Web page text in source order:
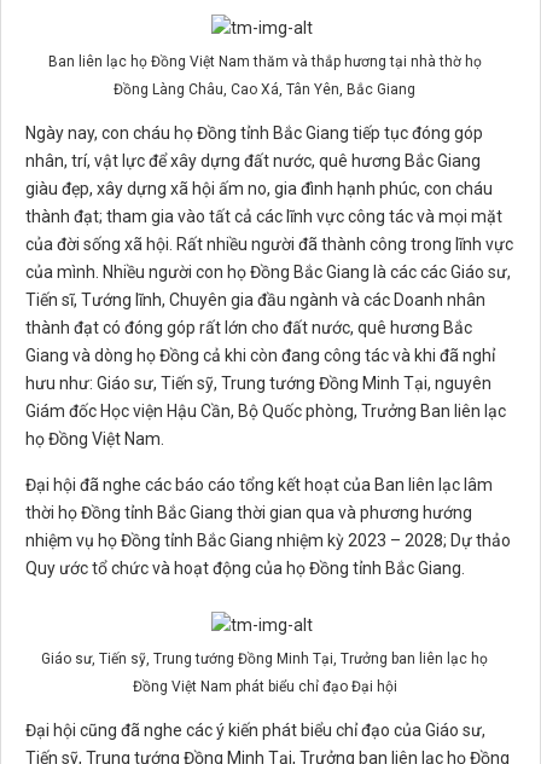
Ban liên lạc họ Đồng Việt Nam thăm và thắp hương tại nhà thờ họ
Đồng Làng Châu, Cao Xá, Tân Yên, Bắc Giang
Ngày nay, con cháu họ Đồng tỉnh Bắc Giang tiếp tục đóng góp
nhân, trí, vật lực để xây dựng đất nước, quê hương Bắc Giang
giàu đẹp, xây dựng xã hội ấm no, gia đình hạnh phúc, con cháu
thành đạt; tham gia vào tất cả các lĩnh vực công tác và mọi mặt
của đời sống xã hội. Rất nhiều người đã thành công trong lĩnh vực
của mình. Nhiều người con họ Đồng Bắc Giang là các các Giáo sư,
Tiến sĩ, Tướng lĩnh, Chuyên gia đầu ngành và các Doanh nhân
thành đạt có đóng góp rất lớn cho đất nước, quê hương Bắc
Giang và dòng họ Đồng cả khi còn đang công tác và khi đã nghỉ
hưu như: Giáo sư, Tiến sỹ, Trung tướng Đồng Minh Tại, nguyên
Giám đốc Học viện Hậu Cần, Bộ Quốc phòng, Trưởng Ban liên lạc
họ Đồng Việt Nam.
Đại hội đã nghe các báo cáo tổng kết hoạt của Ban liên lạc lâm
thời họ Đồng tỉnh Bắc Giang thời gian qua và phương hướng
nhiệm vụ họ Đồng tỉnh Bắc Giang nhiệm kỳ 2023 – 2028; Dự thảo
Quy ước tổ chức và hoạt động của họ Đồng tỉnh Bắc Giang.
Giáo sư, Tiến sỹ, Trung tướng Đồng Minh Tại, Trưởng ban liên lạc họ
Đồng Việt Nam phát biểu chỉ đạo Đại hội
Đại hội cũng đã nghe các ý kiến phát biểu chỉ đạo của Giáo sư,
Tiến sỹ, Trung tướng Đồng Minh Tại, Trưởng ban liên lạc họ Đồng